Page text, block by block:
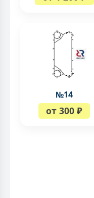
№14
от 300 ₽